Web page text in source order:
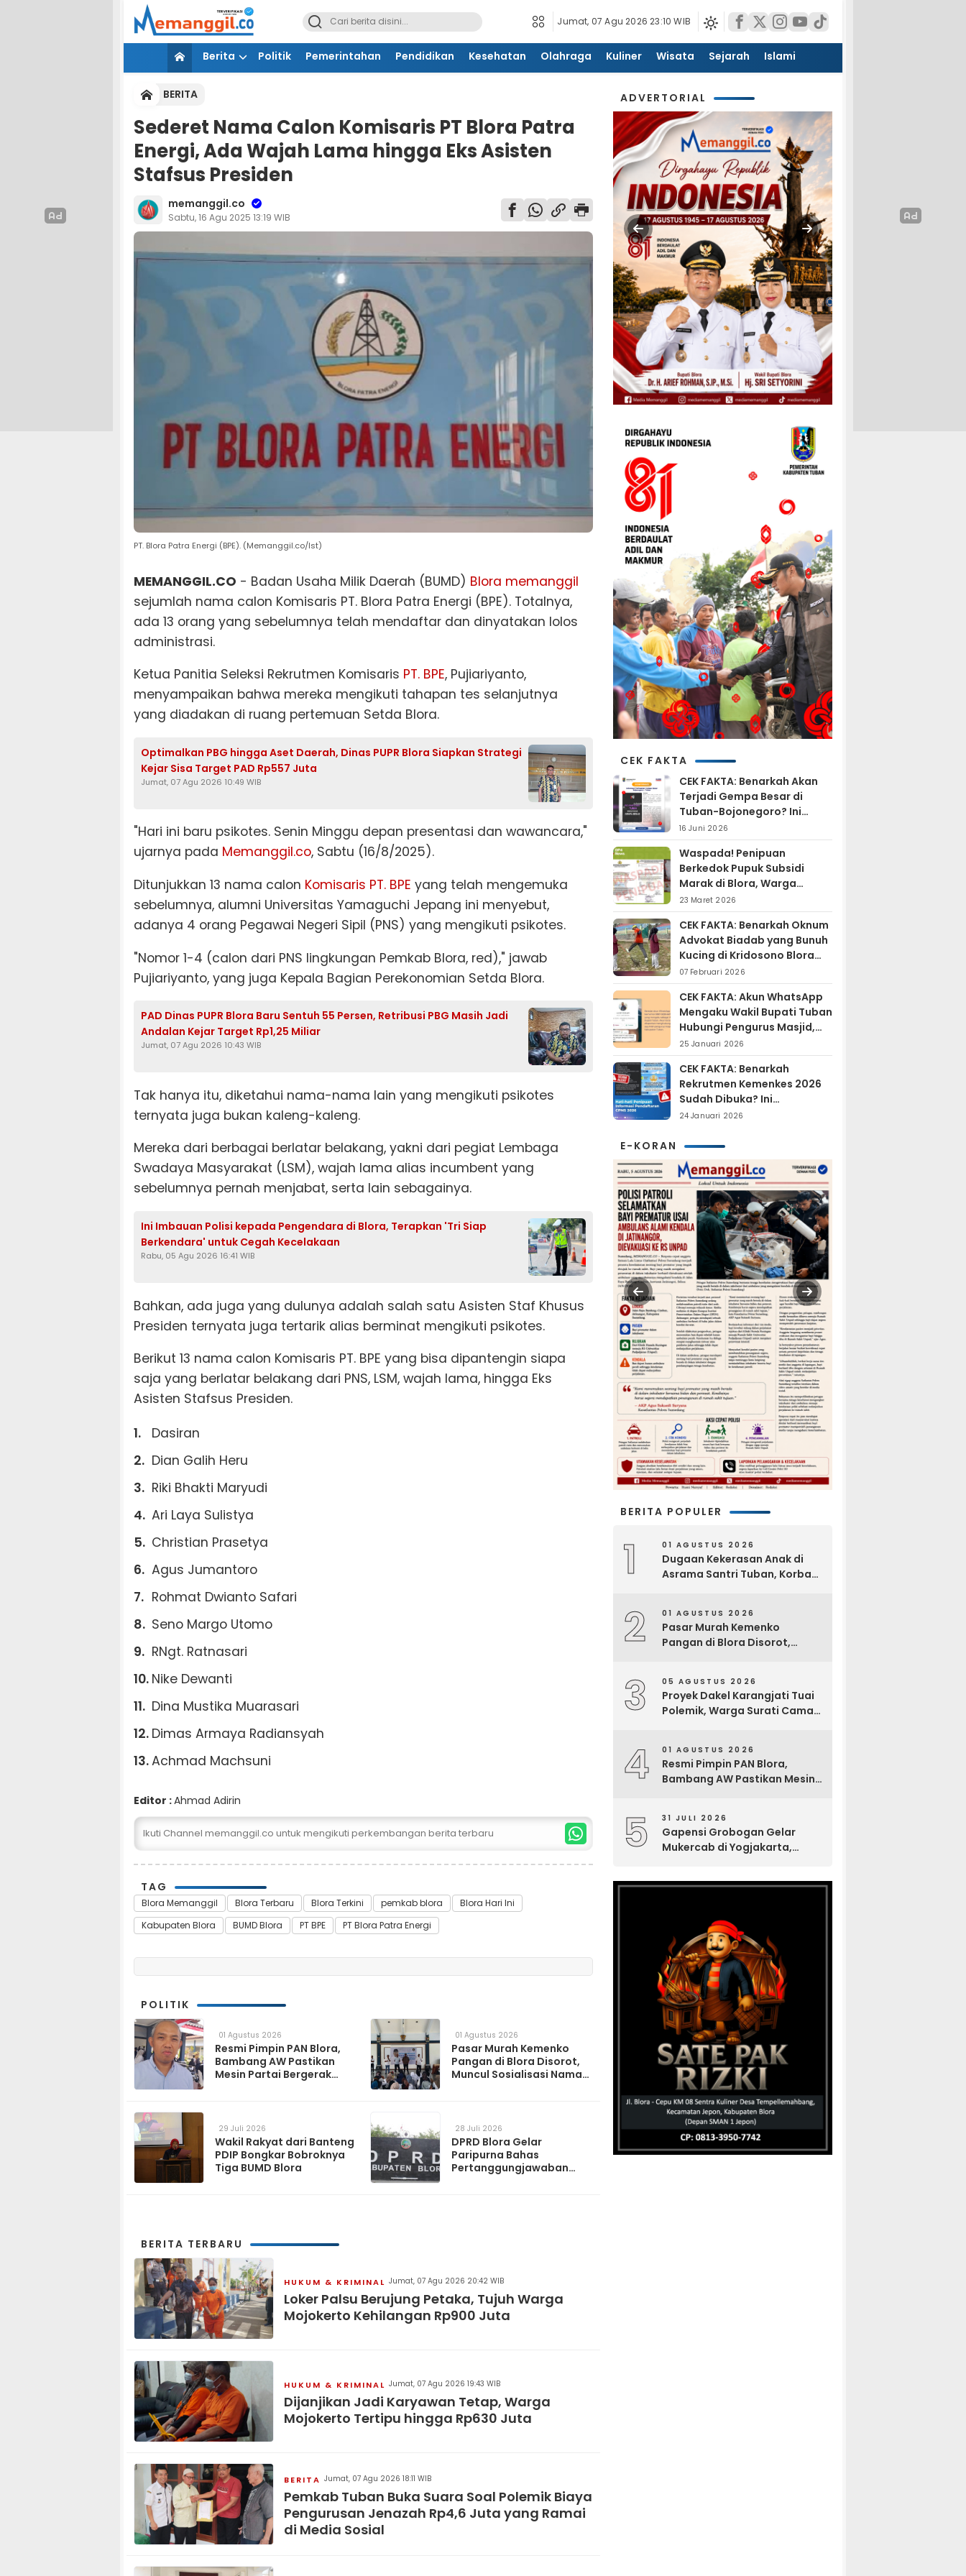
Jumat, 07 Agu 2026 23:10 WIB
Berita Politik Pemerintahan Pendidikan Kesehatan Olahraga Kuliner Wisata Sejarah Islami
BERITA
Sederet Nama Calon Komisaris PT Blora Patra
Energi, Ada Wajah Lama hingga Eks Asisten
Stafsus Presiden
memanggil.co
Sabtu, 16 Agu 2025 13:19 WIB
PT. Blora Patra Energi (BPE). (Memanggil.co/Ist)
MEMANGGIL.CO - Badan Usaha Milik Daerah (BUMD) Blora memanggil
sejumlah nama calon Komisaris PT. Blora Patra Energi (BPE). Totalnya,
ada 13 orang yang sebelumnya telah mendaftar dan dinyatakan lolos
administrasi.
Ketua Panitia Seleksi Rekrutmen Komisaris PT. BPE, Pujiariyanto,
menyampaikan bahwa mereka mengikuti tahapan tes selanjutnya
yang diadakan di ruang pertemuan Setda Blora.
Optimalkan PBG hingga Aset Daerah, Dinas PUPR Blora Siapkan Strategi
Kejar Sisa Target PAD Rp557 Juta
Jumat, 07 Agu 2026 10:49 WIB
"Hari ini baru psikotes. Senin Minggu depan presentasi dan wawancara,"
ujarnya pada Memanggil.co, Sabtu (16/8/2025).
Ditunjukkan 13 nama calon Komisaris PT. BPE yang telah mengemuka
sebelumnya, alumni Universitas Yamaguchi Jepang ini menyebut,
adanya 4 orang Pegawai Negeri Sipil (PNS) yang mengikuti psikotes.
"Nomor 1-4 (calon dari PNS lingkungan Pemkab Blora, red)," jawab
Pujiariyanto, yang juga Kepala Bagian Perekonomian Setda Blora.
PAD Dinas PUPR Blora Baru Sentuh 55 Persen, Retribusi PBG Masih Jadi
Andalan Kejar Target Rp1,25 Miliar
Jumat, 07 Agu 2026 10:43 WIB
Tak hanya itu, diketahui nama-nama lain yang mengikuti psikotes
ternyata juga bukan kaleng-kaleng.
Mereka dari berbagai berlatar belakang, yakni dari pegiat Lembaga
Swadaya Masyarakat (LSM), wajah lama alias incumbent yang
sebelumnya pernah menjabat, serta lain sebagainya.
Ini Imbauan Polisi kepada Pengendara di Blora, Terapkan 'Tri Siap
Berkendara' untuk Cegah Kecelakaan
Rabu, 05 Agu 2026 16:41 WIB
Bahkan, ada juga yang dulunya adalah salah satu Asisten Staf Khusus
Presiden ternyata juga tertarik alias berminat mengikuti psikotes.
Berikut 13 nama calon Komisaris PT. BPE yang bisa dipantengin siapa
saja yang berlatar belakang dari PNS, LSM, wajah lama, hingga Eks
Asisten Stafsus Presiden.
Dasiran
Dian Galih Heru
Riki Bhakti Maryudi
Ari Laya Sulistya
Christian Prasetya
Agus Jumantoro
Rohmat Dwianto Safari
Seno Margo Utomo
RNgt. Ratnasari
Nike Dewanti
Dina Mustika Muarasari
Dimas Armaya Radiansyah
Achmad Machsuni
Editor :Ahmad Adirin
Ikuti Channel memanggil.co untuk mengikuti perkembangan berita terbaru
TAG
Blora Memanggil Blora Terbaru Blora Terkini pemkab blora
Blora Hari Ini
Kabupaten Blora
BUMD Blora PT BPE PT Blora Patra Energi
POLITIK
01 Agustus 2026
Resmi Pimpin PAN Blora,
Bambang AW Pastikan
Mesin Partai Bergerak
01 Agustus 2026
Pasar Murah Kemenko
Pangan di Blora Disorot,
Muncul Sosialisasi Nama
29 Juli 2026
Wakil Rakyat dari Banteng
PDIP Bongkar Bobroknya
Tiga BUMD Blora
28 Juli 2026
DPRD Blora Gelar
Paripurna Bahas
Pertanggungjawaban
BERITA TERBARU
HUKUM & KRIMINAL Jumat, 07 Agu 2026 20:42 WIB
Loker Palsu Berujung Petaka, Tujuh Warga
Mojokerto Kehilangan Rp900 Juta
HUKUM & KRIMINAL Jumat, 07 Agu 2026 19:43 WIB
Dijanjikan Jadi Karyawan Tetap, Warga
Mojokerto Tertipu hingga Rp630 Juta
BERITA Jumat, 07 Agu 2026 18:11 WIB
Pemkab Tuban Buka Suara Soal Polemik Biaya
Pengurusan Jenazah Rp4,6 Juta yang Ramai
di Media Sosial
ADVERTORIAL
CEK FAKTA
CEK FAKTA: Benarkah Akan
Terjadi Gempa Besar di
Tuban-Bojonegoro? Ini
Penjelasan BMKG
16 Juni 2026
Waspada! Penipuan
Berkedok Pupuk Subsidi
Marak di Blora, Warga
Diminta Hati-hati
23 Maret 2026
CEK FAKTA: Benarkah Oknum
Advokat Biadab yang Bunuh
Kucing di Kridosono Blora
Sudah Resmi Jadi
Tersangka?
07 Februari 2026
CEK FAKTA: Akun WhatsApp
Mengaku Wakil Bupati Tuban
Hubungi Pengurus Masjid,
Dipastikan Hoaks
25 Januari 2026
CEK FAKTA: Benarkah
Rekrutmen Kemenkes 2026
Sudah Dibuka? Ini
Penjelasan Resmi BKN
24 Januari 2026
E-KORAN
BERITA POPULER
1 01 AGUSTUS 2026
Dugaan Kekerasan Anak di
Asrama Santri Tuban, Korban
2 01 AGUSTUS 2026
Pasar Murah Kemenko
Pangan di Blora Disorot,
3 05 AGUSTUS 2026
Proyek Dakel Karangjati Tuai
Polemik, Warga Surati Camat
4 01 AGUSTUS 2026
Resmi Pimpin PAN Blora,
Bambang AW Pastikan Mesin
5 31 JULI 2026
Gapensi Grobogan Gelar
Mukercab di Yogjakarta,